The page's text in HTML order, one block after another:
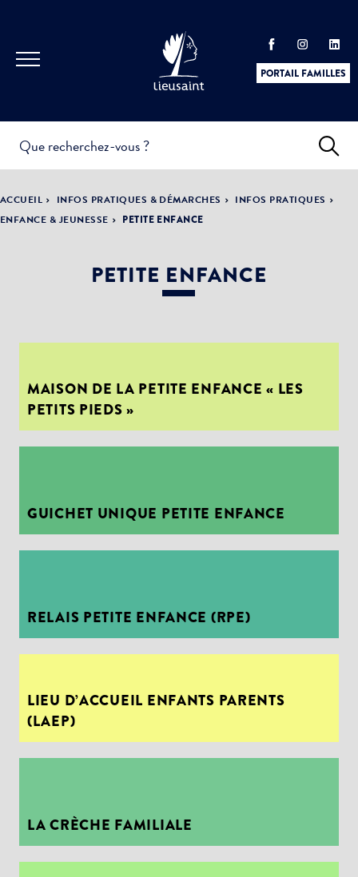
PORTAIL FAMILLES
DÉMARCHES
ÉVÈNEMENTS
DÉMOCRATIE
PARTICIPATIVE
ACCUEIL INFOS PRATIQUES & DÉMARCHES
INFOS PRATIQUES
ENFANCE & JEUNESSE
PETITE ENFANCE
PETITE ENFANCE
MAISON DE LA PETITE ENFANCE « LES
PETITS PIEDS »
GUICHET UNIQUE PETITE ENFANCE
RELAIS PETITE ENFANCE (RPE)
LIEU D’ACCUEIL ENFANTS PARENTS
(LAEP)
LA CRÈCHE FAMILIALE